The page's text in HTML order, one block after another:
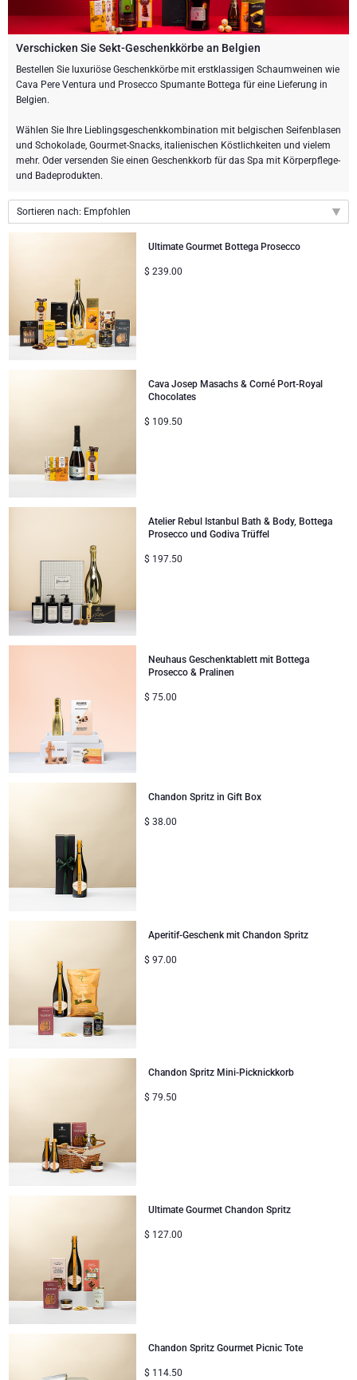
Exklusive Champagner-Geschenke
Schicken Sie eine Flasche Champagner
Merk
Dom Perignon Champagner
Moet & Chandon Champagner
Veuve Clicquot Geschenke
Lanson Champagner
Weingeschenke
Schicken Sie eine Flasche Wein
Sekt Geschenke
Geschenke mit Schokolade und Wein
ANDERE GETRÄNKE
Schicken Sie eine Flasche Champagner
Sekt Geschenke
Bier Geschenke
Alkohol-Geschenksets
Alkoholfreie Geschenke
SCHOKOLADE
Schokoladen Geschenke
Schokolade und Champagner Geschenke
Geschenke mit Schokolade und Wein
Sweet Gifts
Neuhaus Schokoladen
Godiva Schokoladen
Corné Port-Royal Belgische Schokoladen
Jules Destrooper
GOURMET GESCHENKE
Gourmet Geschenke
LIFESTYLE
Lifestyle Geschenke
Atelier Rebul
Le Parfum de Nathalie
BLUMENLIEFERUNG
Cartwright & Butler
Corné Port-Royal Belgische Schokoladen
Dom Perignon Champagner
Lanson Champagner
Neuhaus Schokoladen
Pommery Champagner
Trixie Baby & Kinder
Veuve Clicquot Geschenke
PREIS
Budget-Geschenke
Luxusgeschenke
VIP Geschenke
Populäre Geschenke
Neue Ankünfte
Firmengeschenke
Bedankgeschenken
Romantische Geschenke
Geschenke für Ihn
Gute Besserung
Geschenke ideal zum Teilen
Neue Baby-Geschenke
Geschenke für Kinder
Weihnachtsgeschenke
FIRMENGESCHENKE
Business Gifts Dienstleistungen
Verschicken Sie Sekt-Geschenkkörbe an Belgien
Bestellen Sie luxuriöse Geschenkkörbe mit erstklassigen Schaumweinen wie
Cava Pere Ventura und Prosecco Spumante Bottega für eine Lieferung in
Belgien.
Wählen Sie Ihre Lieblingsgeschenkkombination mit belgischen Seifenblasen
und Schokolade, Gourmet-Snacks, italienischen Köstlichkeiten und vielem
mehr. Oder versenden Sie einen Geschenkkorb für das Spa mit Körperpflege-
und Badeprodukten.
Sortieren nach: Empfohlen
Preis: niedrigster zuerst
Preis: höchster zuerst
Ultimate Gourmet Bottega Prosecco
$ 239.00
Cava Josep Masachs & Corné Port-Royal
Chocolates
$ 109.50
Atelier Rebul Istanbul Bath & Body, Bottega
Prosecco und Godiva Trüffel
$ 197.50
Neuhaus Geschenktablett mit Bottega
Prosecco & Pralinen
$ 75.00
Chandon Spritz in Gift Box
$ 38.00
Aperitif-Geschenk mit Chandon Spritz
$ 97.00
Chandon Spritz Mini-Picknickkorb
$ 79.50
Ultimate Gourmet Chandon Spritz
$ 127.00
Chandon Spritz Gourmet Picnic Tote
$ 114.50